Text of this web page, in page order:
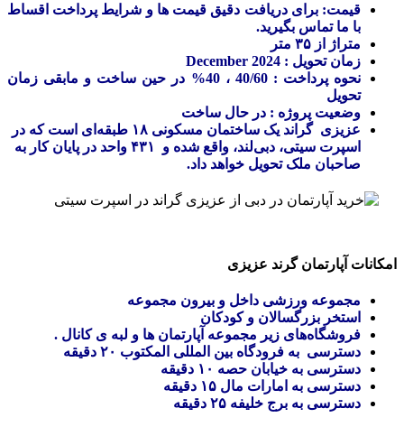
قیمت: برای دریافت دقیق قیمت ها و شرایط پرداخت اقساط
با ما تماس بگیرید.
متراژ از ۳۵ متر
زمان تحویل : December 2024
نحوه پرداخت : 40/60 ، 40% در حین ساخت و مابقی زمان
تحویل
وضعیت پروژه : در حال ساخت
عزیزی گراند یک ساختمان مسکونی ۱۸ طبقه‌ای است که در
اسپرت سیتی، دبی‌لند، واقع شده و ۴۳۱ واحد در پایان کار به
صاحبان ملک تحویل خواهد داد.
امکانات آپارتمان گرند عزیزی
مجموعه ورزشی داخل و بیرون مجموعه
استخر بزرگسالان و کودکان
فروشگاه‌های زیر مجموعه آپارتمان ها و لبه ی کانال .
دسترسی به فرودگاه بین المللی المکتوب ۲۰ دقیقه
دسترسی به خیابان حصه ۱۰ دقیقه
دسترسی به امارات مال ۱۵ دقیقه
دسترسی به برج خلیفه ۲۵ دقیقه